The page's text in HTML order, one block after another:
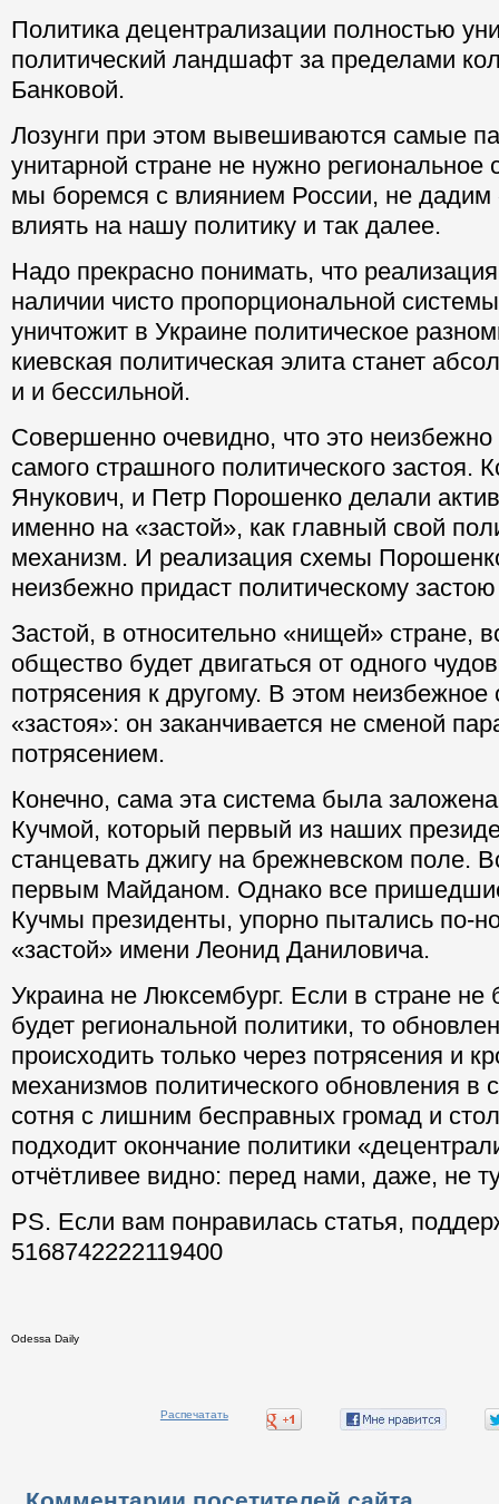
Политика децентрализации полностью
политический ландшафт за пределами
Банковой.
Лозунги при этом вывешиваются самые
унитарной стране не нужно региональное
мы боремся с влиянием России, не дадим
влиять на нашу политику и так далее.
Надо прекрасно понимать, что
наличии чисто пропорциональной
уничтожит в Украине политическое
киевская политическая элита станет
и и бессильной.
Совершенно очевидно, что это неизбежно
самого страшного политического застоя.
Янукович, и Петр Порошенко делали
именно на «застой», как главный свой
механизм. И реализация схемы
неизбежно придаст политическому
Застой, в относительно «нищей» стране,
общество будет двигаться от одного
потрясения к другому. В этом неизбежное
«застоя»: он заканчивается не сменой
потрясением.
Конечно, сама эта система была
Кучмой, который первый из наших
станцевать джигу на брежневском поле.
первым Майданом. Однако все
Кучмы президенты, упорно пытались по-
«застой» имени Леонид Даниловича.
Украина не Люксембург. Если в стране не
будет региональной политики, то
происходить только через потрясения и
механизмов политического обновления в
сотня с лишним бесправных громад и
подходит окончание политики
отчётливее видно: перед нами, даже, не
PS. Если вам понравилась статья,
5168742222119400
Odessa Daily
Распечатать